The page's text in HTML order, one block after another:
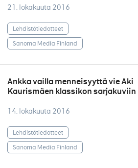
21. lokakuuta 2016
Lehdistötiedotteet
Sanoma Media Finland
Ankka vailla menneisyyttä vie Aki
Kaurismäen klassikon sarjakuviin
14. lokakuuta 2016
Lehdistötiedotteet
Sanoma Media Finland